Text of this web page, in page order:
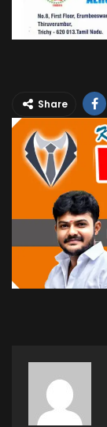
Share